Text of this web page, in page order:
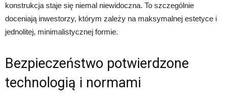
konstrukcja staje się niemal niewidoczna. To szczególnie
doceniają inwestorzy, którym zależy na maksymalnej estetyce i
jednolitej, minimalistycznej formie.
Bezpieczeństwo potwierdzone
technologią i normami